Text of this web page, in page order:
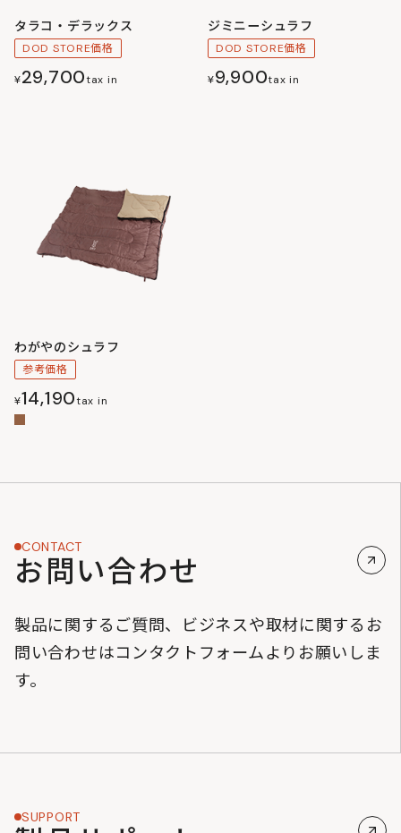
タラコ・デラックス
DOD STORE価格
¥29,700tax in
ジミニーシュラフ
DOD STORE価格
¥9,900tax in
わがやのシュラフ
参考価格
¥14,190tax in
CONTACT
お問い合わせ
製品に関するご質問、ビジネスや取材に関するお
問い合わせはコンタクトフォームよりお願いしま
す。
SUPPORT